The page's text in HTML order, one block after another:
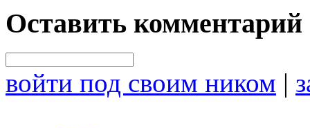
Оставить комментарий
войти под своим ником |